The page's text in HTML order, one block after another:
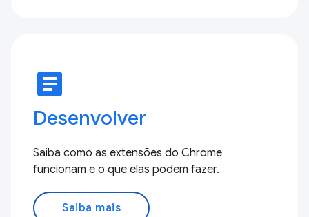
article
Desenvolver
Saiba como as extensões do Chrome
funcionam e o que elas podem fazer.
Saiba mais